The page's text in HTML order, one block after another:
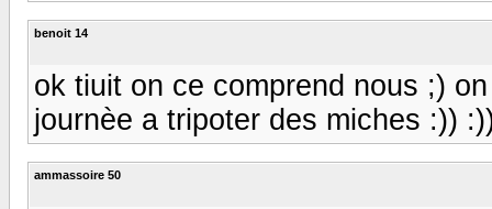
benoit 14
ok tiuit on ce comprend nous ;)
journèe a tripoter des miches :))
ammassoire 50